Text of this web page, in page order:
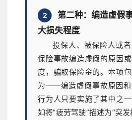
2
第二种：编造虚假
大损失程度
投保人、被保险人或
保险事故编造虚假的原因
度，骗取保险金的。本项
为——编造虚假事故原因和
行为人只要实施了其中之
如将“疲劳驾驶”描述为“突